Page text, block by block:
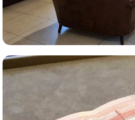
Комиссионная продажа